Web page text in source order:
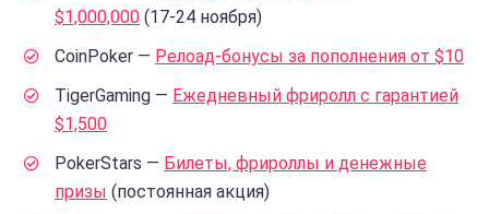
$1,000,000 (17-24 ноября)
CoinPoker — Релоад-бонусы за пополнения от $10
TigerGaming — Ежедневный фриролл с гарантией
$1,500
PokerStars — Билеты, фрироллы и денежные
призы (постоянная акция)